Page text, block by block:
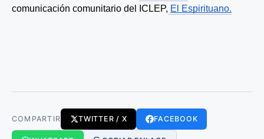
comunicación comunitario del ICLEP, El Espirituano.
COMPARTIR TWITTER / X FACEBOOK